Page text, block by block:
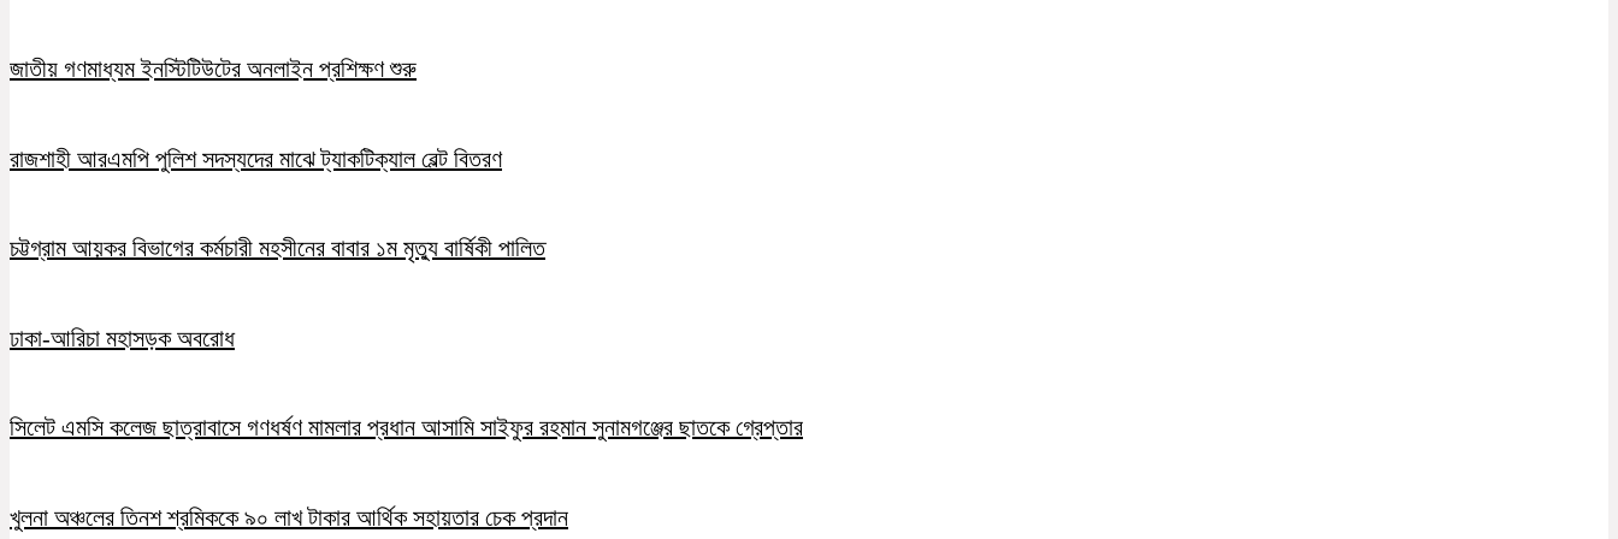
জাতীয় গণমাধ্যম ইনস্টিটিউটের অনলাইন প্রশিক্ষণ শুরু
রাজশাহী আরএমপি পুলিশ সদস্যদের মাঝে ট্যাকটিক্যাল বেল্ট বিতরণ
চট্টগ্রাম আয়কর বিভাগের কর্মচারী মহসীনের বাবার ১ম মৃত্যু বার্ষিকী পালিত
ঢাকা-আরিচা মহাসড়ক অবরোধ
সিলেট এমসি কলেজ ছাত্রাবাসে গণধর্ষণ মামলার প্রধান আসামি সাইফুর রহমান সুনামগঞ্জের ছাতকে গ্রেপ্তার
খুলনা অঞ্চলের তিনশ শ্রমিককে ৯০ লাখ টাকার আর্থিক সহায়তার চেক প্রদান